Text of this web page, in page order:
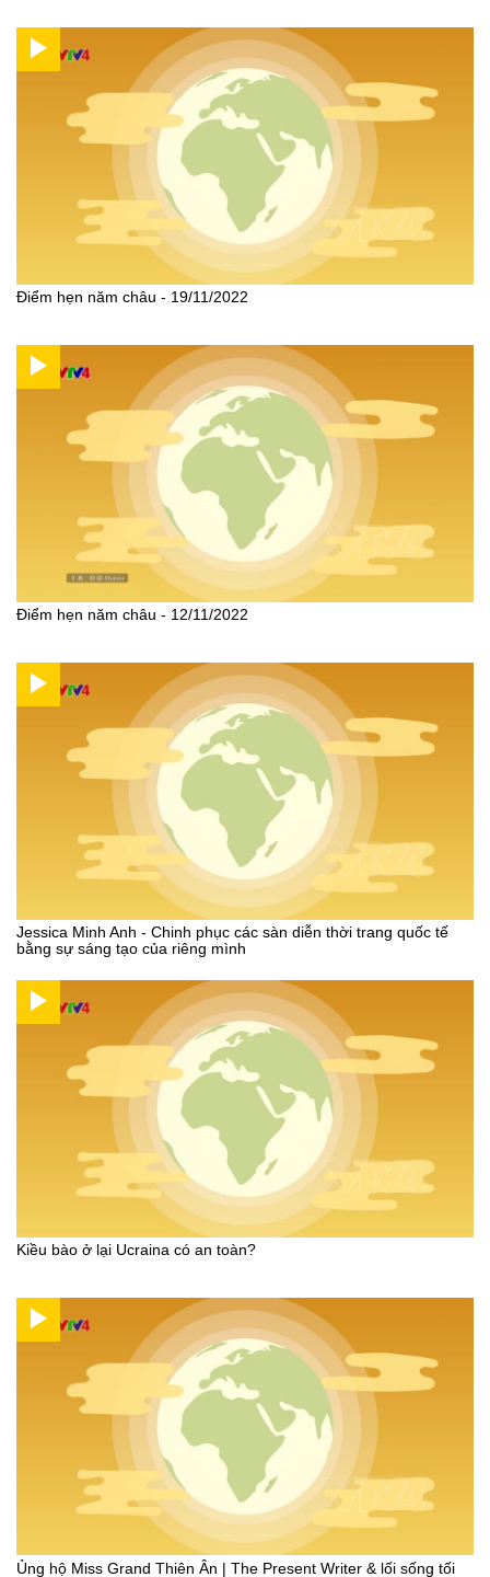
Điểm hẹn năm châu - 19/11/2022
Điểm hẹn năm châu - 12/11/2022
Jessica Minh Anh - Chinh phục các sàn diễn thời trang quốc tế
bằng sự sáng tạo của riêng mình
Kiều bào ở lại Ucraina có an toàn?
Ủng hộ Miss Grand Thiên Ân | The Present Writer & lối sống tối